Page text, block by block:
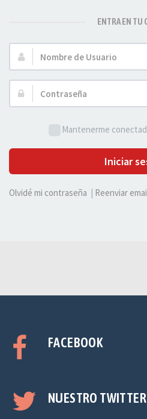
ENTRA EN TU
Nombre
de
Usuario:
Contraseña:
Mantenerme
Iniciar
Olvidé mi contraseña Reenviar
FACEBOOK
NUESTRO TWITTER